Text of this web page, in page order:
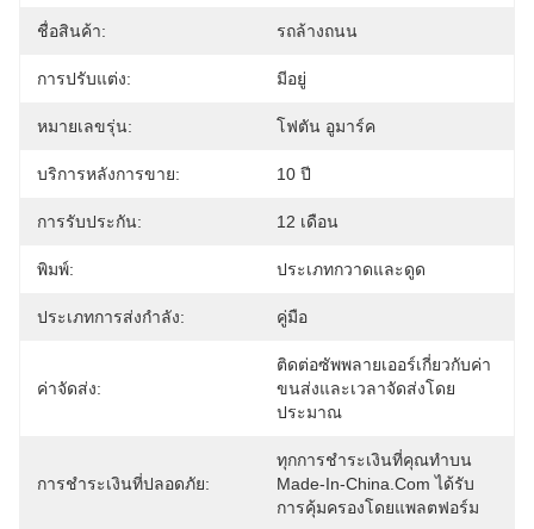
ชื่อสินค้า: รถล้างถนน
การปรับแต่ง: มีอยู่
หมายเลขรุ่น: โฟตัน อูมาร์ค
บริการหลังการขาย: 10 ปี
การรับประกัน: 12 เดือน
พิมพ์: ประเภทกวาดและดูด
ประเภทการส่งกำลัง: คู่มือ
ค่าจัดส่ง:
ติดต่อซัพพลายเออร์เกี่ยวกับค่า
ขนส่งและเวลาจัดส่งโดย
ประมาณ
การชำระเงินที่ปลอดภัย:
ทุกการชำระเงินที่คุณทำบน
Made-In-China.com ได้รับ
การคุ้มครองโดยแพลตฟอร์ม